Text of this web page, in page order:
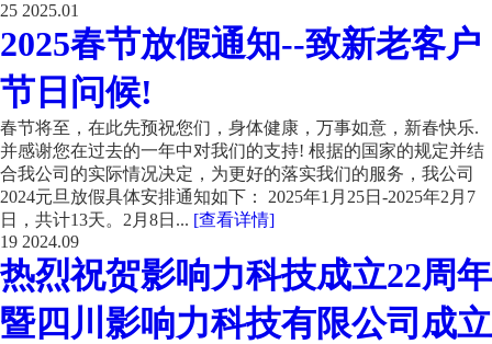
25 2025.01
2025春节放假通知--致新老客户
节日问候!
春节将至，在此先预祝您们，身体健康，万事如意，新春快乐.
并感谢您在过去的一年中对我们的支持! 根据的国家的规定并结
合我公司的实际情况决定，为更好的落实我们的服务，我公司
2024元旦放假具体安排通知如下： 2025年1月25日-2025年2月7
日，共计13天。2月8日... [查看详情]
19 2024.09
热烈祝贺影响力科技成立22周年
暨四川影响力科技有限公司成立